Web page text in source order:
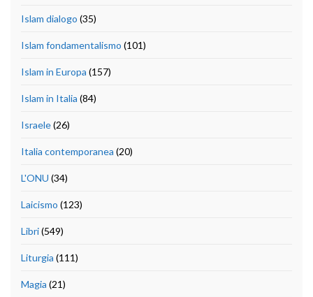
Islam dialogo (35)
Islam fondamentalismo (101)
Islam in Europa (157)
Islam in Italia (84)
Israele(26)
Italia contemporanea (20)
L'ONU (34)
Laicismo (123)
Libri(549)
Liturgia (111)
Magia (21)